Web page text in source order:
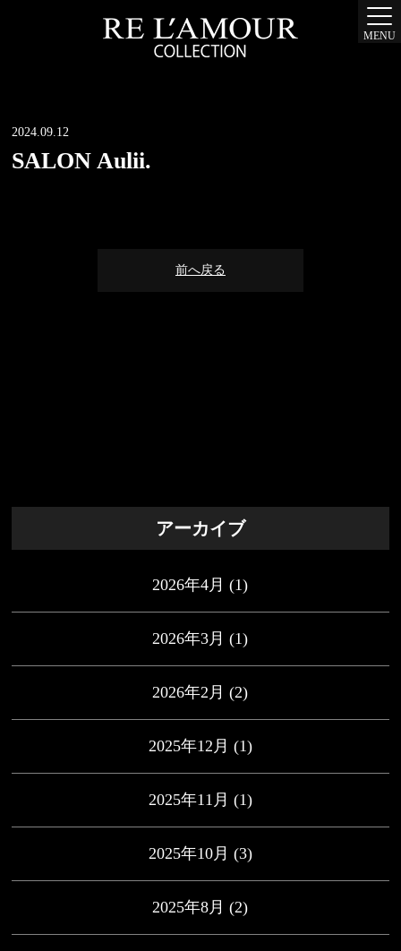
MENU
2024.09.12
SALON Aulii.
前へ戻る
アーカイブ
2026年4月 (1)
2026年3月 (1)
2026年2月 (2)
2025年12月 (1)
2025年11月 (1)
2025年10月 (3)
2025年8月 (2)